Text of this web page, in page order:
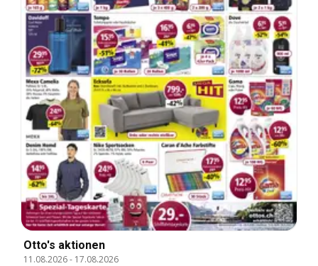
Otto's aktionen
11.08.2026- 17.08.2026